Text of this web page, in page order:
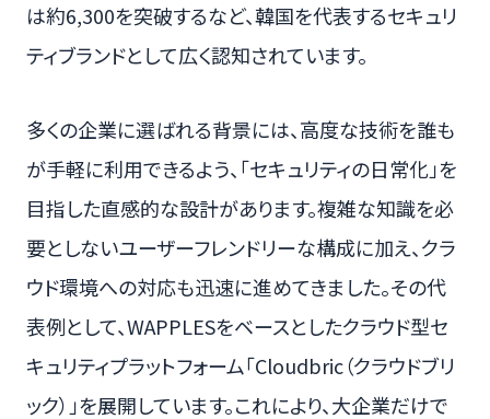
は約6,300を突破するなど、韓国を代表するセキュリ
ティブランドとして広く認知されています。
多くの企業に選ばれる背景には、高度な技術を誰も
が手軽に利用できるよう、「セキュリティの日常化」を
目指した直感的な設計があります。複雑な知識を必
要としないユーザーフレンドリーな構成に加え、クラ
ウド環境への対応も迅速に進めてきました。その代
表例として、WAPPLESをベースとしたクラウド型セ
キュリティプラットフォーム「Cloudbric（クラウドブリ
ック）」を展開しています。これにより、大企業だけで